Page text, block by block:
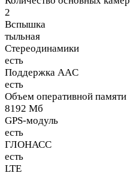
2
Вспышка
тыльная
Стереодинамики
есть
Поддержка AAC
есть
Объем оперативной памяти
8192 Мб
GPS-модуль
есть
ГЛОНАСС
есть
LTE